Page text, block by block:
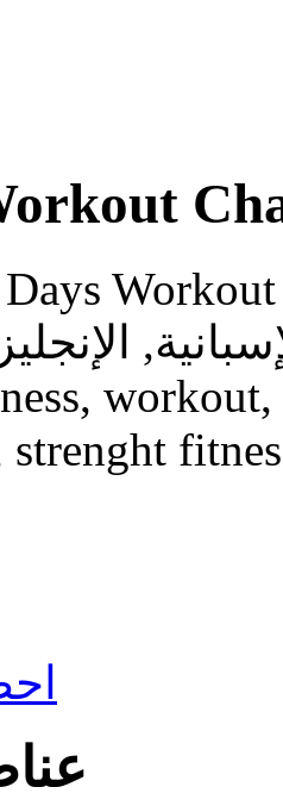
strenght